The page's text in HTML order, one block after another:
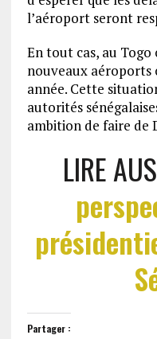
l’aéroport seront
En tout cas, au
nouveaux aéroports
année. Cette
autorités
ambition de faire de
LIRE
Partager :